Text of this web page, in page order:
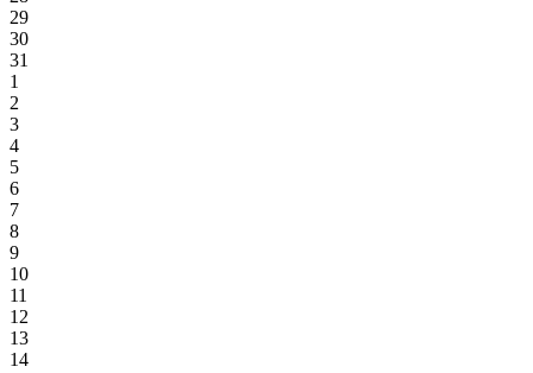
29
30
31
1
2
3
4
5
6
7
8
9
10
11
12
13
14